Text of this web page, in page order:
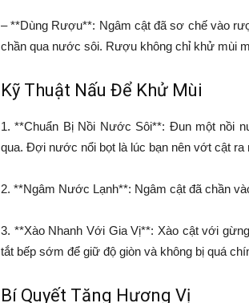
– **Dùng Rượu**: Ngâm cật đã sơ chế vào
chần qua nước sôi. Rượu không chỉ khử mùi
Kỹ Thuật Nấu Để Khử Mùi
1. **Chuẩn Bị Nồi Nước Sôi**: Đun một nồi
qua. Đợi nước nổi bọt là lúc bạn nên vớt cật ra
2. **Ngâm Nước Lạnh**: Ngâm cật đã chần
3. **Xào Nhanh Với Gia Vị**: Xào cật với
tắt bếp sớm để giữ độ giòn và không bị quá
Bí Quyết Tăng Hương Vị